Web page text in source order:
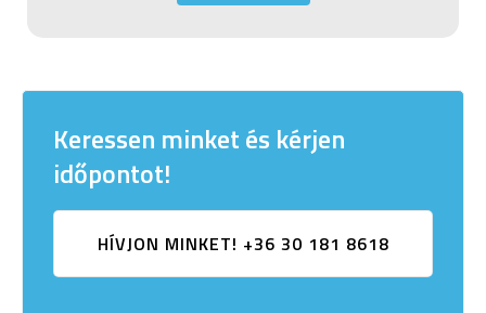
Keressen minket és kérjen
időpontot!
HÍVJON MINKET! +36 30 181 8618